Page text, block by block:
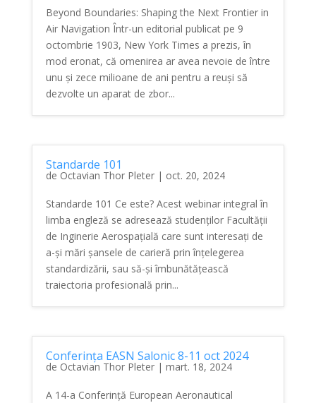
Beyond Boundaries: Shaping the Next Frontier in
Air Navigation Într-un editorial publicat pe 9
octombrie 1903, New York Times a prezis, în
mod eronat, că omenirea ar avea nevoie de între
unu și zece milioane de ani pentru a reuși să
dezvolte un aparat de zbor...
Standarde 101
de Octavian Thor Pleter| oct. 20, 2024
Standarde 101 Ce este? Acest webinar integral în
limba engleză se adresează studenților Facultății
de Inginerie Aerospațială care sunt interesați de
a-și mări șansele de carieră prin înțelegerea
standardizării, sau să-și îmbunătățească
traiectoria profesională prin...
Conferința EASN Salonic 8-11 oct 2024
de Octavian Thor Pleter| mart. 18, 2024
A 14-a Conferință European Aeronautical